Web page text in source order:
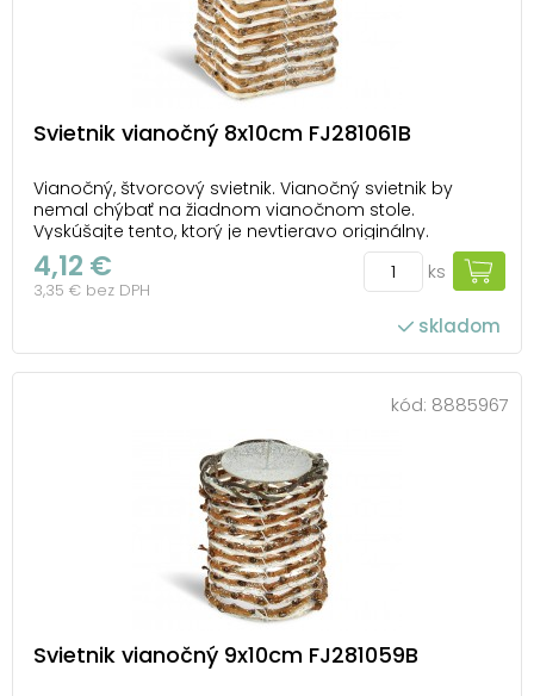
Svietnik vianočný 8x10cm FJ281061B
Vianočný, štvorcový svietnik. Vianočný svietnik by
nemal chýbať na žiadnom vianočnom stole.
Vyskúšajte tento, ktorý je nevtieravo originálny.
Uvedená cena je za 1 ks.
4,12 €
3,35 € bez DPH
ks
skladom
kód: 8885967
Svietnik vianočný 9x10cm FJ281059B